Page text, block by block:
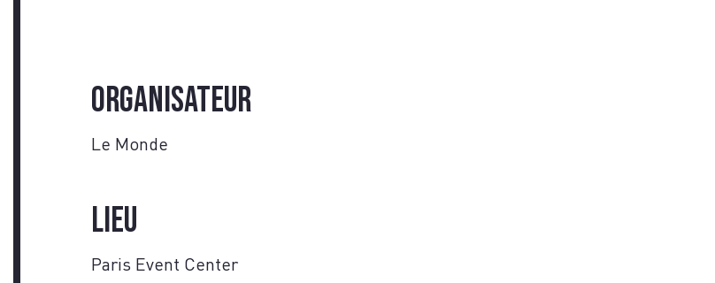
Organisateur
Le Monde
Lieu
Paris Event Center